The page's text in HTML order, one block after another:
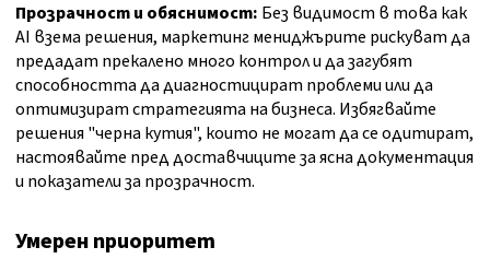
Прозрачност и обяснимост: Без видимост в това как
AI взема решения, маркетинг мениджърите рискуват да
предадат прекалено много контрол и да загубят
способността да диагностицират проблеми или да
оптимизират стратегията на бизнеса. Избягвайте
решения "черна кутия", които не могат да се одитират,
настоявайте пред доставчиците за ясна документация
и показатели за прозрачност.
Умерен приоритет